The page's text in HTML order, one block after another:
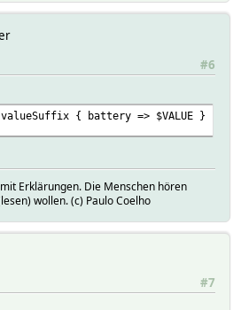
#6
{ battery => $VALUE }
Erklärungen. Die Menschen hören
wollen. (c) Paulo Coelho
#7